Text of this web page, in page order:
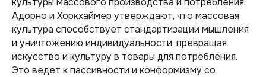
Адорно и Хоркхаймер утверждают, что массовая
культура способствует стандартизации мышления
и уничтожению индивидуальности, превращая
искусство и культуру в товары для потребления.
Это ведет к пассивности и конформизму со